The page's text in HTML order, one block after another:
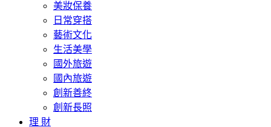
美妝保養
日常穿搭
藝術文化
生活美學
國外旅遊
國內旅遊
創新善終
創新長照
理 財